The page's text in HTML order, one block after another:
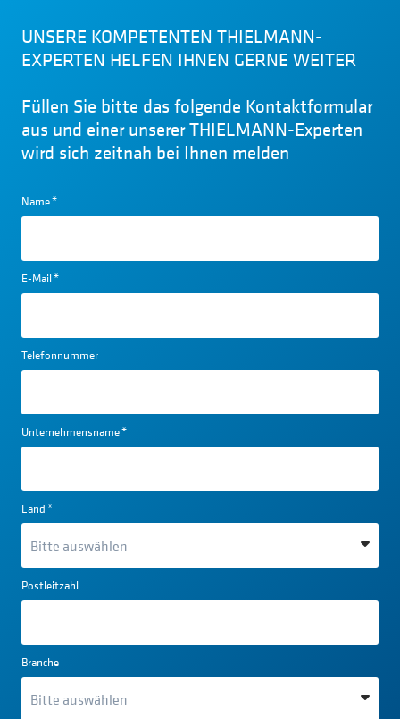
UNSERE KOMPETENTEN THIELMANN-
EXPERTEN HELFEN IHNEN GERNE WEITER
Füllen Sie bitte das folgende Kontaktformular
aus und einer unserer THIELMANN-Experten
wird sich zeitnah bei Ihnen melden
Name*
E-Mail*
Telefonnummer
Unternehmensname*
Land*
Postleitzahl
Branche